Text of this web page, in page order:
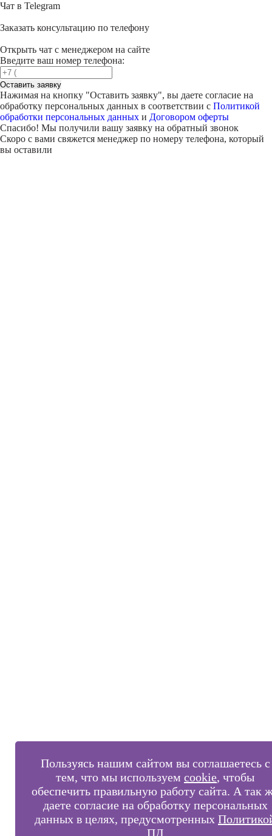
Пользуясь нашим сайтом вы соглашаетесь с
тем, что мы используем cookie, чтобы
обеспечить правильную работу сайта. А так
даете согласие на обработку персональных
данных в целях, предусмотренных
ПД
Чат в Telegram
Заказать консультацию по телефону
Открыть чат с менеджером на сайте
Введите ваш номер телефона:
Оставить заявку
Нажимая на кнопку "Оставить заявку", вы даете согласие на
обработку персональных данных в соответствии с Политикой
обработки персональных данных и Договором оферты
Спасибо! Мы получили вашу заявку на обратный звонок
Скоро с вами свяжется менеджер по номеру телефона, который
вы оставили